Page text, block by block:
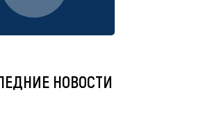
НОВОСТИ